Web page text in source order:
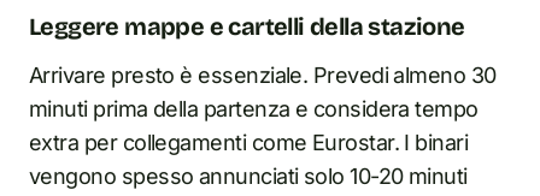
Leggere mappe e cartelli della stazione
Arrivare presto è essenziale. Prevedi almeno 30
minuti prima della partenza e considera tempo
extra per collegamenti come Eurostar. I binari
vengono spesso annunciati solo 10-20 minuti